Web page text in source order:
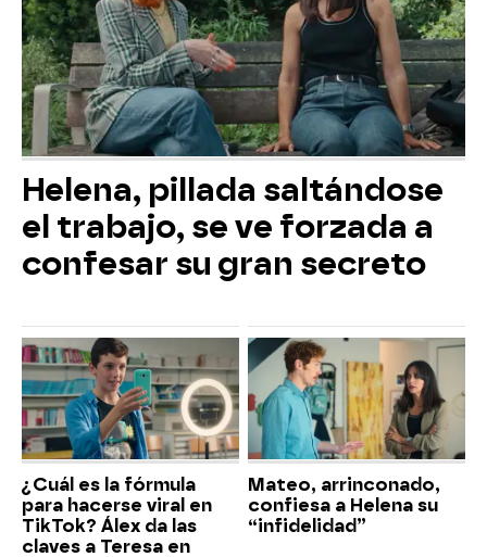
Helena, pillada saltándose
el trabajo, se ve forzada a
confesar su gran secreto
¿Cuál es la fórmula
para hacerse viral en
TikTok? Álex da las
claves a Teresa en
Mateo, arrinconado,
confiesa a Helena su
“infidelidad”